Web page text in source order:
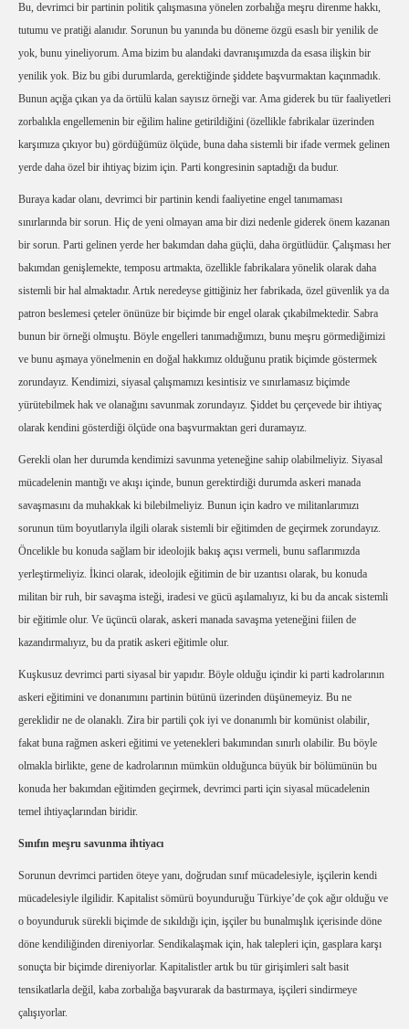
Bu, devrimci bir partinin politik çalışmasına yönelen zorbalığa meşru direnme hakkı,
tutumu ve pratiği alanıdır. Sorunun bu yanında bu döneme özgü esaslı bir yenilik de
yok, bunu yineliyorum. Ama bizim bu alandaki davranışımızda da esasa ilişkin bir
yenilik yok. Biz bu gibi durumlarda, gerektiğinde şiddete başvurmaktan kaçınmadık.
Bunun açığa çıkan ya da örtülü kalan sayısız örneği var. Ama giderek bu tür faaliyetleri
zorbalıkla engellemenin bir eğilim haline getirildiğini (özellikle fabrikalar üzerinden
karşımıza çıkıyor bu) gördüğümüz ölçüde, buna daha sistemli bir ifade vermek gelinen
yerde daha özel bir ihtiyaç bizim için. Parti kongresinin saptadığı da budur.
Buraya kadar olanı, devrimci bir partinin kendi faaliyetine engel tanımaması
sınırlarında bir sorun. Hiç de yeni olmayan ama bir dizi nedenle giderek önem kazanan
bir sorun. Parti gelinen yerde her bakımdan daha güçlü, daha örgütlüdür. Çalışması her
bakımdan genişlemekte, temposu artmakta, özellikle fabrikalara yönelik olarak daha
sistemli bir hal almaktadır. Artık neredeyse gittiğiniz her fabrikada, özel güvenlik ya da
patron beslemesi çeteler önünüze bir biçimde bir engel olarak çıkabilmektedir. Sabra
bunun bir örneği olmuştu. Böyle engelleri tanımadığımızı, bunu meşru görmediğimizi
ve bunu aşmaya yönelmenin en doğal hakkımız olduğunu pratik biçimde göstermek
zorundayız. Kendimizi, siyasal çalışmamızı kesintisiz ve sınırlamasız biçimde
yürütebilmek hak ve olanağını savunmak zorundayız. Şiddet bu çerçevede bir ihtiyaç
olarak kendini gösterdiği ölçüde ona başvurmaktan geri duramayız.
Gerekli olan her durumda kendimizi savunma yeteneğine sahip olabilmeliyiz. Siyasal
mücadelenin mantığı ve akışı içinde, bunun gerektirdiği durumda askeri manada
savaşmasını da muhakkak ki bilebilmeliyiz. Bunun için kadro ve militanlarımızı
sorunun tüm boyutlarıyla ilgili olarak sistemli bir eğitimden de geçirmek zorundayız.
Öncelikle bu konuda sağlam bir ideolojik bakış açısı vermeli, bunu saflarımızda
yerleştirmeliyiz. İkinci olarak, ideolojik eğitimin de bir uzantısı olarak, bu konuda
militan bir ruh, bir savaşma isteği, iradesi ve gücü aşılamalıyız, ki bu da ancak sistemli
bir eğitimle olur. Ve üçüncü olarak, askeri manada savaşma yeteneğini fiilen de
kazandırmalıyız, bu da pratik askeri eğitimle olur.
Kuşkusuz devrimci parti siyasal bir yapıdır. Böyle olduğu içindir ki parti kadrolarının
askeri eğitimini ve donanımını partinin bütünü üzerinden düşünemeyiz. Bu ne
gereklidir ne de olanaklı. Zira bir partili çok iyi ve donanımlı bir komünist olabilir,
fakat buna rağmen askeri eğitimi ve yetenekleri bakımından sınırlı olabilir. Bu böyle
olmakla birlikte, gene de kadrolarının mümkün olduğunca büyük bir bölümünün bu
konuda her bakımdan eğitimden geçirmek, devrimci parti için siyasal mücadelenin
temel ihtiyaçlarından biridir.
Sınıfın meşru savunma ihtiyacı
Sorunun devrimci partiden öteye yanı, doğrudan sınıf mücadelesiyle, işçilerin kendi
mücadelesiyle ilgilidir. Kapitalist sömürü boyunduruğu Türkiye’de çok ağır olduğu ve
o boyunduruk sürekli biçimde de sıkıldığı için, işçiler bu bunalmışlık içerisinde döne
döne kendiliğinden direniyorlar. Sendikalaşmak için, hak talepleri için, gasplara karşı
sonuçta bir biçimde direniyorlar. Kapitalistler artık bu tür girişimleri salt basit
tensikatlarla değil, kaba zorbalığa başvurarak da bastırmaya, işçileri sindirmeye
çalışıyorlar.